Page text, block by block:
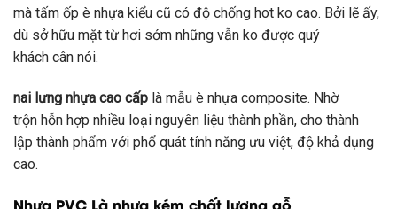
mà tấm ốp è nhựa kiểu cũ có độ chống hot ko cao. Bởi lẽ ấy,
dù sở hữu mặt từ hơi sớm những vẫn ko được quý
khách cân nói.
nai lưng nhựa cao cấp là mẫu è nhựa composite. Nhờ
trộn hỗn hợp nhiều loại nguyên liệu thành phần, cho thành
lập thành phẩm với phổ quát tính năng ưu việt, độ khả dụng
cao.
Nhựa PVC Là nhựa kém chất lượng gỗ